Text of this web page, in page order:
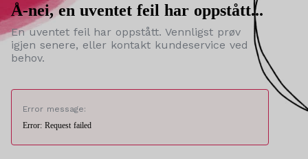
Å-nei, en uventet feil har oppstått...
En uventet feil har oppstått. Vennligst prøv
igjen senere, eller kontakt kundeservice ved
behov.
Error message:
Error: Request failed